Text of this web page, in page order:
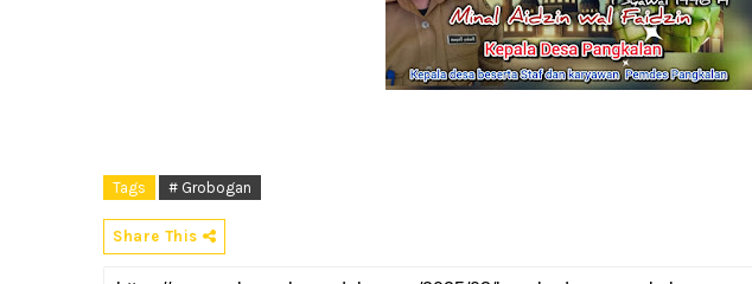
Tags # Grobogan
Share This